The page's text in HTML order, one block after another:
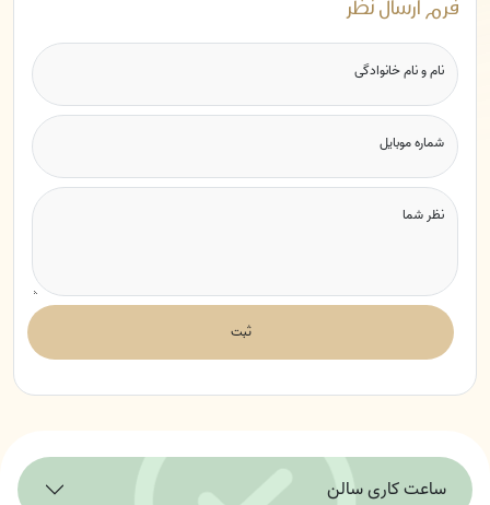
فرم ارسال نظر
نام و نام خانوادگی
شماره موبایل
نظر شما
ثبت
ساعت کاری سالن